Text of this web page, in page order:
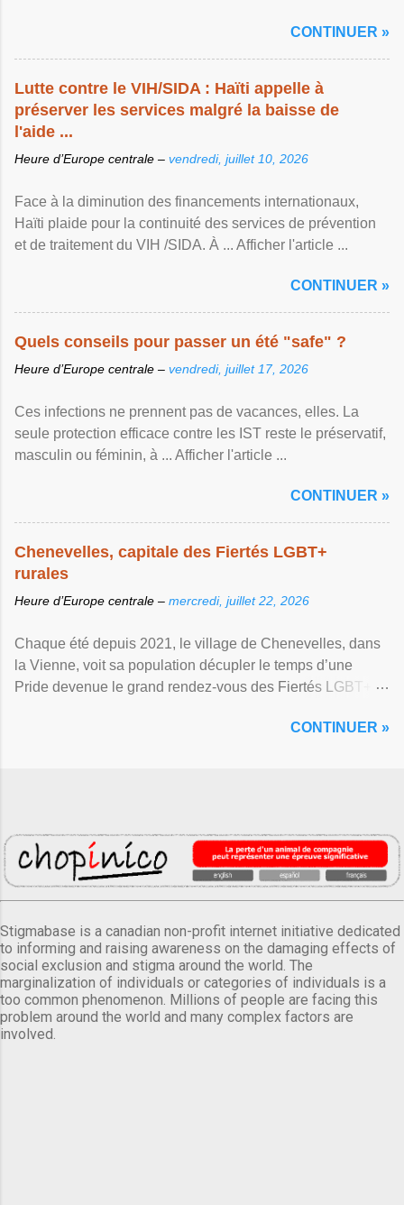
CONTINUER »
Lutte contre le VIH/SIDA : Haïti appelle à
préserver les services malgré la baisse de
l'aide ...
Heure d’Europe centrale – vendredi, juillet 10, 2026
Face à la diminution des financements internationaux,
Haïti plaide pour la continuité des services de prévention
et de traitement du VIH /SIDA. À ... Afficher l'article ...
CONTINUER »
Quels conseils pour passer un été "safe" ?
Heure d’Europe centrale – vendredi, juillet 17, 2026
Ces infections ne prennent pas de vacances, elles. La
seule protection efficace contre les IST reste le préservatif,
masculin ou féminin, à ... Afficher l'article ...
CONTINUER »
Chenevelles, capitale des Fiertés LGBT+
rurales
Heure d’Europe centrale – mercredi, juillet 22, 2026
Chaque été depuis 2021, le village de Chenevelles, dans
la Vienne, voit sa population décupler le temps d’une
Pride devenue le grand rendez-vous des Fiertés LGBT+
CONTINUER »
Stigmabase is a canadian non-profit internet initiative dedicated
to informing and raising awareness on the damaging effects of
social exclusion and stigma around the world. The
marginalization of individuals or categories of individuals is a
too common phenomenon. Millions of people are facing this
problem around the world and many complex factors are
involved.